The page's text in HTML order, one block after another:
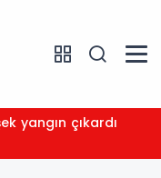
yangın çıkardı